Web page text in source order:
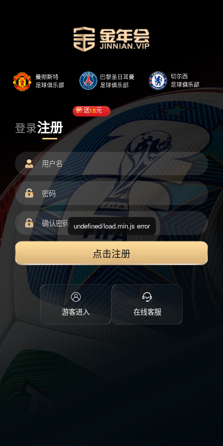
登录注册
送18元
点击注册
游客进入 在线客服
undefined/load.min.js error